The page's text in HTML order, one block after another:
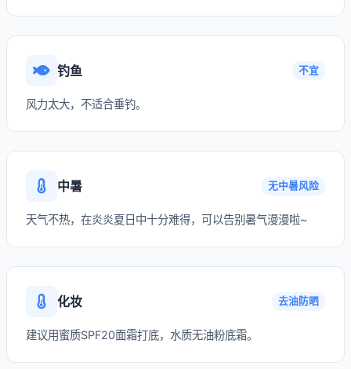
钓鱼 不宜
风力太大，不适合垂钓。
中暑 无中暑风险
天气不热，在炎炎夏日中十分难得，可以告别暑气漫漫啦~
化妆 去油防晒
建议用蜜质SPF20面霜打底，水质无油粉底霜。